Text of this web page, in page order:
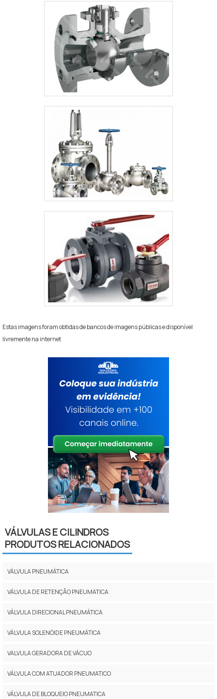
Estas imagens foram obtidas de bancos de imagens públicas e disponível
livremente na internet
VÁLVULAS E CILINDROS
PRODUTOS RELACIONADOS
VÁLVULA PNEUMÁTICA
VÁLVULA DE RETENÇÃO PNEUMATICA
VÁLVULA DIRECIONAL PNEUMÁTICA
VÁLVULA SOLENÓIDE PNEUMÁTICA
VALVULA GERADORA DE VÁCUO
VÁLVULA COM ATUADOR PNEUMATICO
VÁLVULA DE BLOQUEIO PNEUMATICA